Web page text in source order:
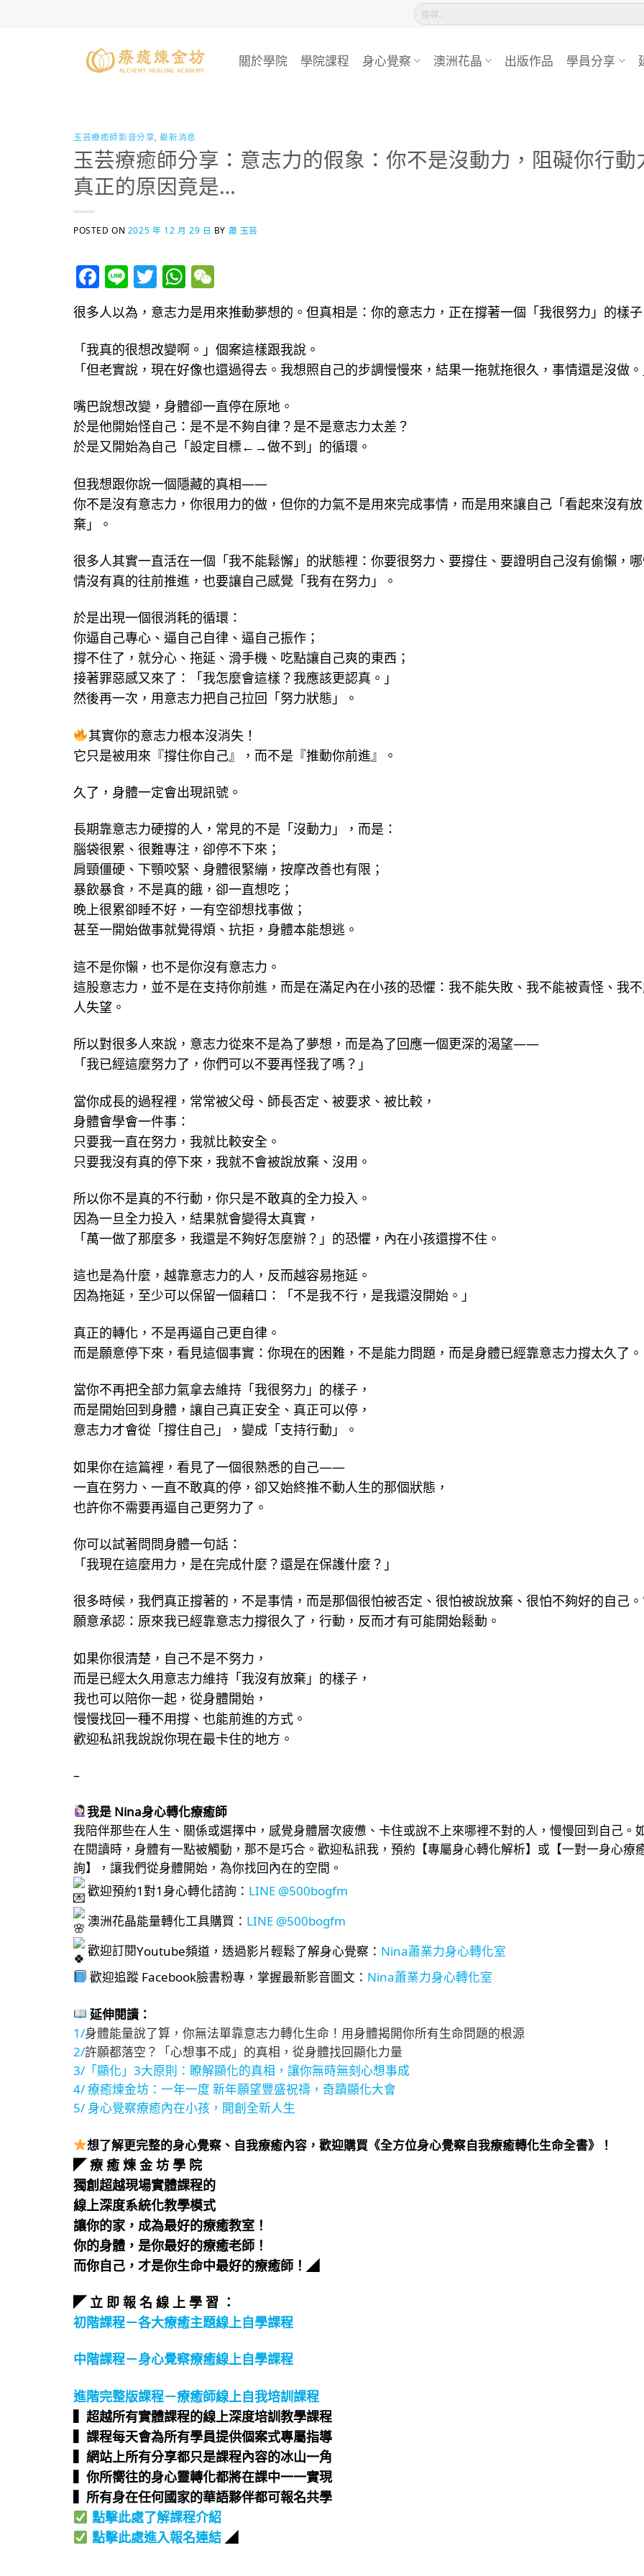
搜
尋
字:
關於學院 學院課程 身心覺察 澳洲花晶 出版作品 學員分享
玉芸療癒師影音分享 ,最新消息
玉芸療癒師分享：意志力的假象：你不是沒動力，阻礙你行動
真正的原因竟是…
POSTED ON 2025 年 12 月 29 日 BY 蕭 玉芸
Facebook
LineTwitterWhatsApp
很多人以為，意志力是用來推動夢想的。但真相是：你的意志力，正在撐著一個「我很努力」的樣子
「我真的很想改變啊。」個案這樣跟我說。
「但老實說，現在好像也還過得去。我想照自己的步調慢慢來，結果一拖就拖很久，事情還是沒做。
嘴巴說想改變，身體卻一直停在原地。
於是他開始怪自己：是不是不夠自律？是不是意志力太差？
於是又開始為自己「設定目標←→做不到」的循環。
但我想跟你說一個隱藏的真相——
你不是沒有意志力，你很用力的做，但你的力氣不是用來完成事情，而是用來讓自己「看起來沒有放
棄」。
很多人其實一直活在一個「我不能鬆懈」的狀態裡：你要很努力、要撐住、要證明自己沒有偷懶，
情沒有真的往前推進，也要讓自己感覺「我有在努力」。
於是出現一個很消耗的循環：
你逼自己專心、逼自己自律、逼自己振作；
撐不住了，就分心、拖延、滑手機、吃點讓自己爽的東西；
接著罪惡感又來了：「我怎麼會這樣？我應該更認真。」
然後再一次，用意志力把自己拉回「努力狀態」。
其實你的意志力根本沒消失！
它只是被用來『撐住你自己』，而不是『推動你前進』。
久了，身體一定會出現訊號。
長期靠意志力硬撐的人，常見的不是「沒動力」，而是：
腦袋很累、很難專注，卻停不下來；
肩頸僵硬、下顎咬緊、身體很緊繃，按摩改善也有限；
暴飲暴食，不是真的餓，卻一直想吃；
晚上很累卻睡不好，一有空卻想找事做；
甚至一開始做事就覺得煩、抗拒，身體本能想逃。
這不是你懶，也不是你沒有意志力。
這股意志力，並不是在支持你前進，而是在滿足內在小孩的恐懼：我不能失敗、我不能被責怪、我
人失望。
所以對很多人來說，意志力從來不是為了夢想，而是為了回應一個更深的渴望——
「我已經這麼努力了，你們可以不要再怪我了嗎？」
當你成長的過程裡，常常被父母、師長否定、被要求、被比較，
身體會學會一件事：
只要我一直在努力，我就比較安全。
只要我沒有真的停下來，我就不會被說放棄、沒用。
所以你不是真的不行動，你只是不敢真的全力投入。
因為一旦全力投入，結果就會變得太真實，
「萬一做了那麼多，我還是不夠好怎麼辦？」的恐懼，內在小孩還撐不住。
這也是為什麼，越靠意志力的人，反而越容易拖延。
因為拖延，至少可以保留一個藉口：「不是我不行，是我還沒開始。」
真正的轉化，不是再逼自己更自律。
而是願意停下來，看見這個事實：你現在的困難，不是能力問題，而是身體已經靠意志力撐太久了。
當你不再把全部力氣拿去維持「我很努力」的樣子，
而是開始回到身體，讓自己真正安全、真正可以停，
意志力才會從「撐住自己」，變成「支持行動」。
如果你在這篇裡，看見了一個很熟悉的自己——
一直在努力、一直不敢真的停，卻又始終推不動人生的那個狀態，
也許你不需要再逼自己更努力了。
你可以試著問問身體一句話：
「我現在這麼用力，是在完成什麼？還是在保護什麼？」
很多時候，我們真正撐著的，不是事情，而是那個很怕被否定、很怕被說放棄、很怕不夠好的自己
願意承認：原來我已經靠意志力撐很久了，行動，反而才有可能開始鬆動。
如果你很清楚，自己不是不努力，
而是已經太久用意志力維持「我沒有放棄」的樣子，
我也可以陪你一起，從身體開始，
慢慢找回一種不用撐、也能前進的方式。
歡迎私訊我說說你現在最卡住的地方。
–
我是 Nina身心轉化療癒師
我陪伴那些在人生、關係或選擇中，感覺身體層次疲憊、卡住或說不上來哪裡不對的人，慢慢回到自己。
在閱讀時，身體有一點被觸動，那不是巧合。歡迎私訊我，預約【專屬身心轉化解析】或【一對一身心療
詢】，讓我們從身體開始，為你找回內在的空間。
歡迎預約1對1身心轉化諮詢： LINE @500bogfm
澳洲花晶能量轉化工具購買： LINE @500bogfm
歡迎訂閱Youtube頻道，透過影片輕鬆了解身心覺察： Nina蕭業力身心轉化室
歡迎追蹤 Facebook臉書粉專，掌握最新影音圖文： Nina蕭業力身心轉化室
延伸閱讀：
1/身體能量說了算，你無法單靠意志力轉化生命！用身體揭開你所有生命問題的根源
2/許願都落空？「心想事不成」的真相，從身體找回顯化力量
3/「顯化」3大原則：瞭解顯化的真相，讓你無時無刻心想事成
4/ 療癒煉金坊：一年一度 新年願望豐盛祝禱，奇蹟顯化大會
5/ 身心覺察療癒內在小孩，開創全新人生
想了解更完整的身心覺察、自我療癒內容，歡迎購買《全方位身心覺察自我療癒轉化生命全書》！​
◤療 癒 煉 金 坊 學 院
獨創超越現場實體課程的
線上深度系統化教學模式
讓你的家，成為最好的療癒教室！
你的身體，是你最好的療癒老師！
而你自己，才是你生命中最好的療癒師！◢
◤ 立 即 報 名 線 上 學 習 ：
初階課程－各大療癒主題線上自學課程
中階課程－身心覺察療癒線上自學課程
進階完整版課程－療癒師線上自我培訓課程
▍超越所有實體課程的線上深度培訓教學課程​
▍課程每天會為所有學員提供個案式專屬指導​
▍網站上所有分享都只是課程內容的冰山一角​
▍你所嚮往的身心靈轉化都將在課中一一實現​
▍所有身在任何國家的華語夥伴都可報名共學​
點擊此處了解課程介紹
點擊此處進入報名連結◢